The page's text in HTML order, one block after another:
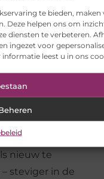
te bieden, maken
Deze helpen ons om
diensten te verbeteren.
ingezet voor
leest u in ons
de Stichting
de ouders van
van Job
liggen in
Rotterdamse
worden
nieuw te
steviger in de